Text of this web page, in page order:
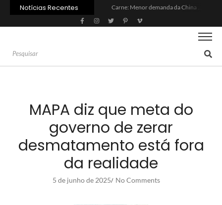
Notícias Recentes
Inadimplência no crédito rural deve seguir elevada até 2027
Lula sanciona MP do Frete e agro teme alta dos custos logísticos
Brasil tem 2º maior juro real do mundo
MAPA diz que meta do
governo de zerar
desmatamento está fora
da realidade
5 de junho de 2025/ No Comments